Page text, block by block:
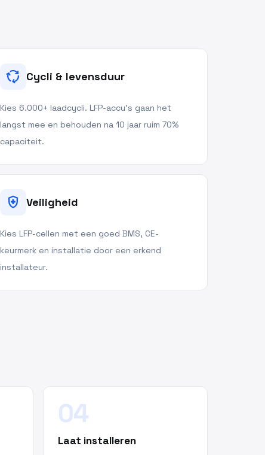
cycle Cycli & levensduur
Kies 6.000+ laadcycli. LFP-accu's gaan het
langst mee en behouden na 10 jaar ruim 70%
capaciteit.
health_and_safety Veiligheid
Kies LFP-cellen met een goed BMS, CE-
keurmerk en installatie door een erkend
installateur.
04
Laat installeren